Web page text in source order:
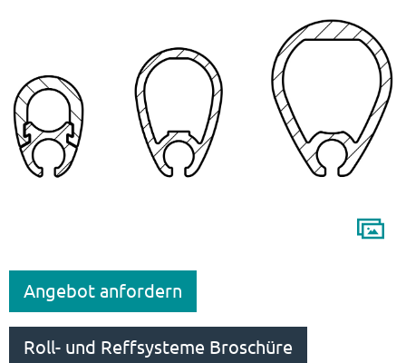
Angebot anfordern
Roll- und Reffsysteme Broschüre